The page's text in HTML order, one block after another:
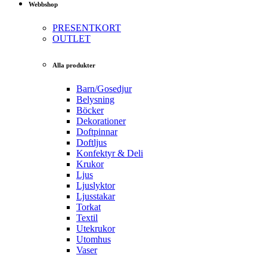
Webbshop
PRESENTKORT
OUTLET
Alla produkter
Barn/Gosedjur
Belysning
Böcker
Dekorationer
Doftpinnar
Doftljus
Konfektyr & Deli
Krukor
Ljus
Ljuslyktor
Ljusstakar
Torkat
Textil
Utekrukor
Utomhus
Vaser